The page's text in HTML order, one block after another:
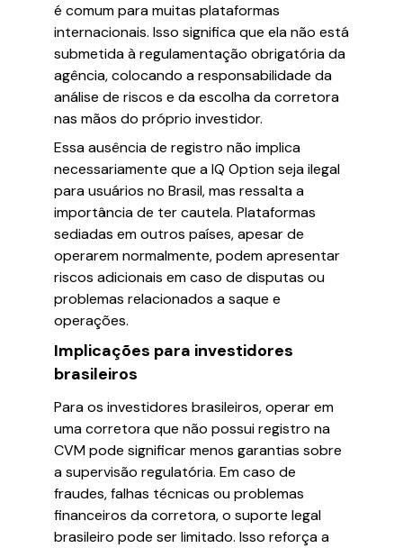
é comum para muitas plataformas
internacionais. Isso significa que ela não está
submetida à regulamentação obrigatória da
agência, colocando a responsabilidade da
análise de riscos e da escolha da corretora
nas mãos do próprio investidor.
Essa ausência de registro não implica
necessariamente que a IQ Option seja ilegal
para usuários no Brasil, mas ressalta a
importância de ter cautela. Plataformas
sediadas em outros países, apesar de
operarem normalmente, podem apresentar
riscos adicionais em caso de disputas ou
problemas relacionados a saque e
operações.
Implicações para investidores
brasileiros
Para os investidores brasileiros, operar em
uma corretora que não possui registro na
CVM pode significar menos garantias sobre
a supervisão regulatória. Em caso de
fraudes, falhas técnicas ou problemas
financeiros da corretora, o suporte legal
brasileiro pode ser limitado. Isso reforça a